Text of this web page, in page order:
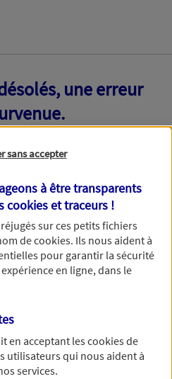
une erreur
technique nous empêche
N'hésitez pas à rafraichir ce
quelques minutes.
sans accepter
à être transparents
cookies et traceurs !
sur ces petits fichiers
decookies. Ils nous aident à
pour garantir la sécurité
en ligne, dans le
en acceptant lescookiesde
utilisateurs qui nous aident à
services.